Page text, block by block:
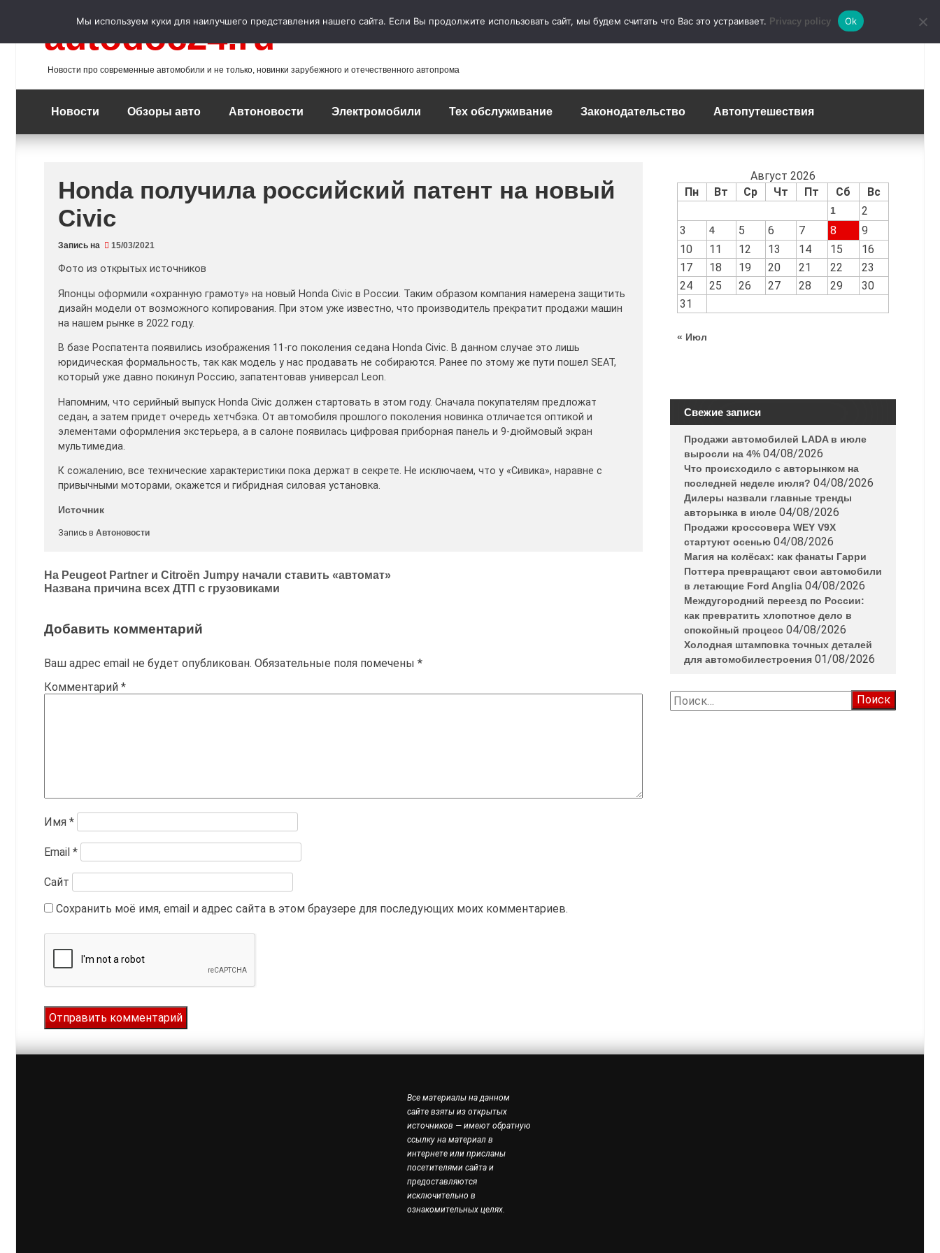
autodoc24.ru
Новости про современные автомобили и не только, новинки зарубежного и отечественного автопрома
Новости Обзоры авто Автоновости Электромобили Тех обслуживание Законодательство Автопутешествия
Honda получила российский патент на новый
Civic
Запись на 15/03/2021
Фото из открытых источников
Японцы оформили «охранную грамоту» на новый Honda Civic в России. Таким образом компания намерена защитить
дизайн модели от возможного копирования. При этом уже известно, что производитель прекратит продажи машин
на нашем рынке в 2022 году.
В базе Роспатента появились изображения 11-го поколения седана Honda Civic. В данном случае это лишь
юридическая формальность, так как модель у нас продавать не собираются. Ранее по этому же пути пошел SEAT,
который уже давно покинул Россию, запатентовав универсал Leon.
Напомним, что серийный выпуск Honda Civic должен стартовать в этом году. Сначала покупателям предложат
седан, а затем придет очередь хетчбэка. От автомобиля прошлого поколения новинка отличается оптикой и
элементами оформления экстерьера, а в салоне появилась цифровая приборная панель и 9-дюймовый экран
мультимедиа.
К сожалению, все технические характеристики пока держат в секрете. Не исключаем, что у «Сивика», наравне с
привычными моторами, окажется и гибридная силовая установка.
Источник
Запись в Автоновости
Навигация
по
На Peugeot Partner и Citroёn Jumpy начали ставить «автомат»
Названа причина всех ДТП с грузовиками
Добавить комментарий
Ваш адрес email не будет опубликован. Обязательные поля помечены *
Комментарий *
Имя *
Email *
Сайт
Сохранить моё имя, email и адрес сайта в этом браузере для последующих моих комментариев.
Август 2026
Пн
Вт Ср Чт Пт Сб Вс
1
2
3
4 5 6 7 8
9
10
11 12 13 14 15
16
17
18 19 20 21 22
23
24
25 26 27 28 29
30
31
« Июл
Свежие записи
Продажи автомобилей LADA в июле
выросли на 4% 04/08/2026
Что происходило с авторынком на
последней неделе июля? 04/08/2026
Дилеры назвали главные тренды
авторынка в июле 04/08/2026
Продажи кроссовера WEY V9X
стартуют осенью 04/08/2026
Магия на колёсах: как фанаты Гарри
Поттера превращают свои автомобили
в летающие Ford Anglia 04/08/2026
Междугородний переезд по России:
как превратить хлопотное дело в
спокойный процесс 04/08/2026
Холодная штамповка точных деталей
для автомобилестроения 01/08/2026
Найти:
Все материалы на данном
сайте взяты из открытых
источников — имеют обратную
ссылку на материал в
интернете или присланы
посетителями сайта и
предоставляются
исключительно в
ознакомительных целях.
Мы используем куки для наилучшего представления нашего сайта. Если Вы продолжите использовать сайт, мы будем считать что Вас это устраивает. Privacy policy Ok